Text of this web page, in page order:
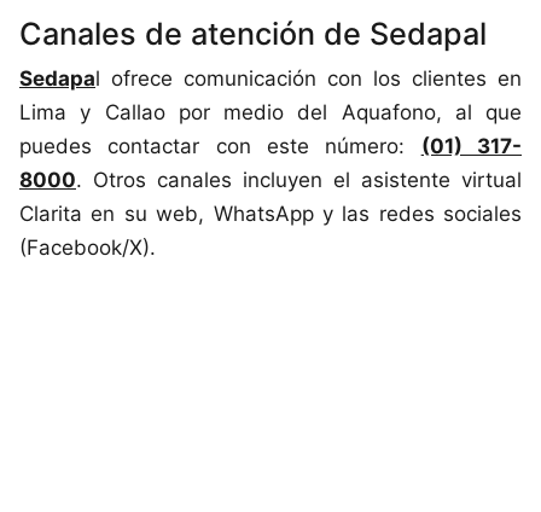
Canales de atención de Sedapal
Sedapal ofrece comunicación con los clientes en
Lima y Callao por medio del Aquafono, al que
puedes contactar con este número: (01) 317-
8000. Otros canales incluyen el asistente virtual
Clarita en su web, WhatsApp y las redes sociales
(Facebook/X).